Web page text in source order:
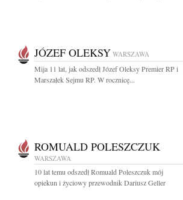
JÓZEF OLEKSY WARSZAWA
Mija 11 lat, jak odszedł Józef Oleksy Premier RP i
Marszałek Sejmu RP. W rocznicę...
ROMUALD POLESZCZUK
WARSZAWA
10 lat temu odszedł Romuald Poleszczuk mój
opiekun i życiowy przewodnik Dariusz Geller